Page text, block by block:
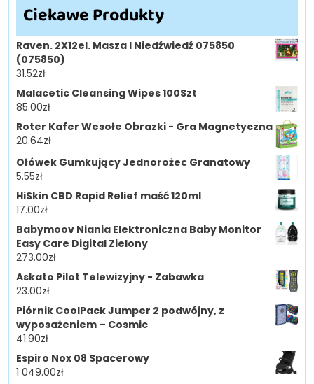
Ciekawe Produkty
Raven. 2X12el. Masza I Niedźwiedź 075850
(075850)
31.52zł
Malacetic Cleansing Wipes 100Szt
85.00zł
Roter Kafer Wesołe Obrazki - Gra Magnetyczna
20.64zł
Ołówek Gumkujący Jednorożec Granatowy
5.55zł
HiSkin CBD Rapid Relief maść 120ml
17.00zł
Babymoov Niania Elektroniczna Baby Monitor
Easy Care Digital Zielony
273.00zł
Askato Pilot Telewizyjny - Zabawka
23.00zł
Piórnik CoolPack Jumper 2 podwójny, z
wyposażeniem – Cosmic
41.90zł
Espiro Nox 08 Spacerowy
1 049.00zł